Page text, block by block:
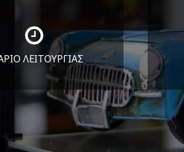
ΛΕΙΤΟΥΡΓΙΑΣ
ΠΑΡ 8:30-17:30